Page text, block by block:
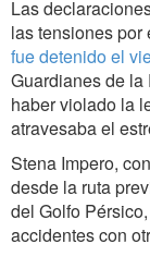
Las
las tensiones por
fue detenido el
Guardianes de
haber violado la
atravesaba el
Stena Impero,
desde la ruta
del Golfo
accidentes con